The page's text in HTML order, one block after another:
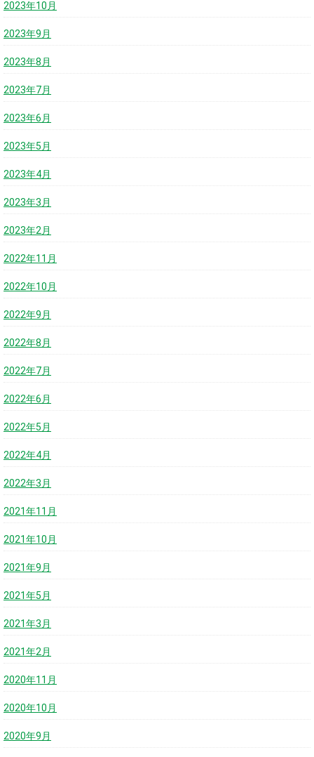
2023年10月
2023年9月
2023年8月
2023年7月
2023年6月
2023年5月
2023年4月
2023年3月
2023年2月
2022年11月
2022年10月
2022年9月
2022年8月
2022年7月
2022年6月
2022年5月
2022年4月
2022年3月
2021年11月
2021年10月
2021年9月
2021年5月
2021年3月
2021年2月
2020年11月
2020年10月
2020年9月